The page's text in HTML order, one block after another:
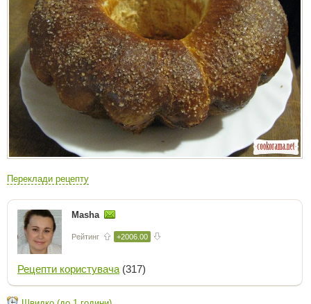
Переклади рецепту
Masha
Рейтинг +2006.00
Рецепти користувача (317)